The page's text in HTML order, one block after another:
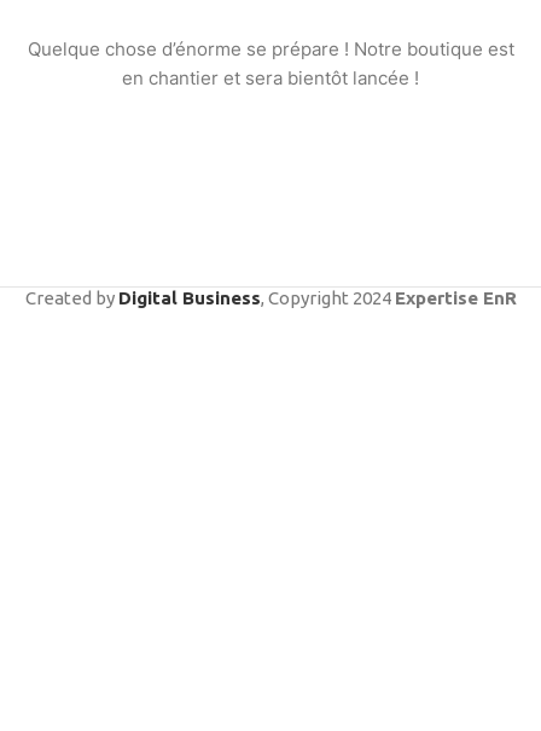
Quelque chose d’énorme se prépare ! Notre boutique est
en chantier et sera bientôt lancée !
Created by Digital Business, Copyright 2024 Expertise EnR